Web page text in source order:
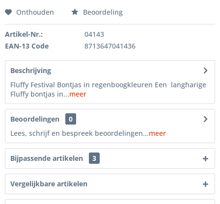
Onthouden Beoordeling
Artikel-Nr.:
04143
EAN-13 Code
8713647041436
Beschrijving
Fluffy Festival Bontjas in regenboogkleuren Een langharige
Fluffy bontjas in...meer
Beoordelingen
0
Lees, schrijf en bespreek beoordelingen...meer
Bijpassende artikelen 3
Vergelijkbare artikelen